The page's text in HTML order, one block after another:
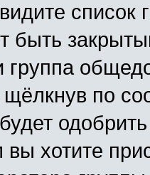
список
быть
щёлкнув по
вы хотите